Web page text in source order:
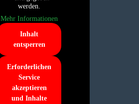
werden.
Mehr Informationen
Inhalt
entsperren
Erforderlichen
Service
akzeptieren
und Inhalte